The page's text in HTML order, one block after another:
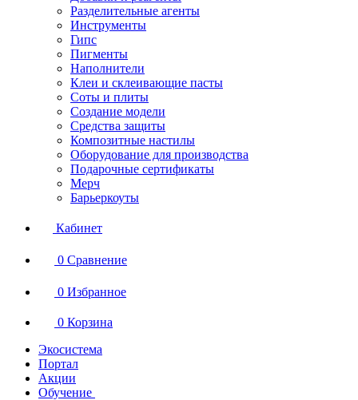
Разделительные агенты
Инструменты
Гипс
Пигменты
Наполнители
Клеи и склеивающие пасты
Соты и плиты
Создание модели
Средства защиты
Композитные настилы
Оборудование для производства
Подарочные сертификаты
Мерч
Барьеркоуты
Кабинет
0 Сравнение
0 Избранное
0 Корзина
Экосистема
Портал
Акции
Обучение